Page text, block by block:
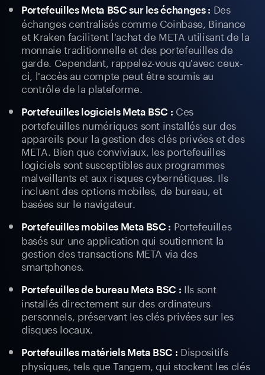
Portefeuilles Meta BSC sur les échanges : Des
échanges centralisés comme Coinbase, Binance
et Kraken facilitent l'achat de META utilisant de la
monnaie traditionnelle et des portefeuilles de
garde. Cependant, rappelez-vous qu'avec ceux-
ci, l'accès au compte peut être soumis au
contrôle de la plateforme.
Portefeuilles logiciels Meta BSC : Ces
portefeuilles numériques sont installés sur des
appareils pour la gestion des clés privées et des
META. Bien que conviviaux, les portefeuilles
logiciels sont susceptibles aux programmes
malveillants et aux risques cybernétiques. Ils
incluent des options mobiles, de bureau, et
basées sur le navigateur.
Portefeuilles mobiles Meta BSC : Portefeuilles
basés sur une application qui soutiennent la
gestion des transactions META via des
smartphones.
Portefeuilles de bureau Meta BSC : Ils sont
installés directement sur des ordinateurs
personnels, préservant les clés privées sur les
disques locaux.
Portefeuilles matériels Meta BSC : Dispositifs
physiques, tels que Tangem, qui stockent les clés